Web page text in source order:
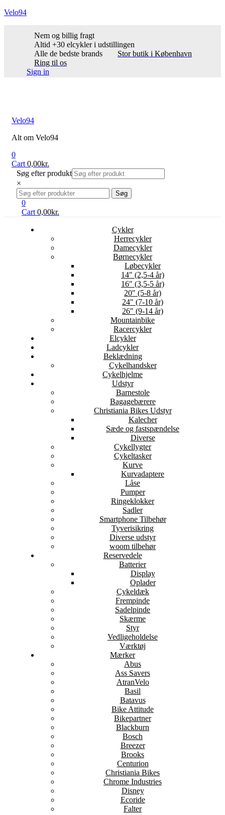
Velo94
Nem og billig fragt
Altid +30 elcykler i udstillingen
Alle de bedste brands
Stor butik i København
Ring til os
Sign in
Velo94
Alt om Velo94
0
Cart 0,00kr.
Søg efter produkt
×
Search
for:
Søg
0
Cart 0,00kr.
Cykler
Herrecykler
Damecykler
Børnecykler
Løbecykler
14″ (2,5-4 år)
16″ (3,5-5 år)
20″ (5-8 år)
24″ (7-10 år)
26″ (9-14 år)
Mountainbike
Racercykler
Elcykler
Ladcykler
Beklædning
Cykelhandsker
Cykelhjelme
Udstyr
Barnestole
Bagagebærere
Christiania Bikes Udstyr
Kalecher
Sæde og fastspændelse
Diverse
Cykellygter
Cykeltasker
Kurve
Kurvadaptere
Låse
Pumper
Ringeklokker
Sadler
Smartphone Tilbehør
Tyverisikring
Diverse udstyr
woom tilbehør
Reservedele
Batterier
Display
Oplader
Cykeldæk
Frempinde
Sadelpinde
Skærme
Styr
Vedligeholdelse
Værktøj
Mærker
Abus
Ass Savers
AtranVelo
Basil
Batavus
Bike Attitude
Bikepartner
Blackburn
Bosch
Breezer
Brooks
Centurion
Christiania Bikes
Chrome Industries
Disney
Ecoride
Falter